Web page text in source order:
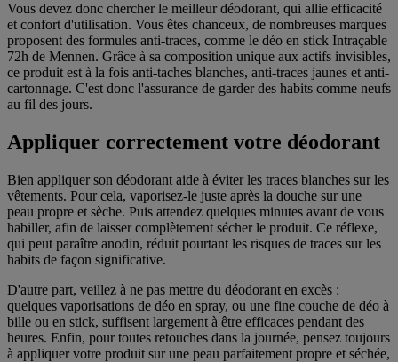
Vous devez donc chercher le meilleur déodorant, qui allie efficacité
et confort d'utilisation. Vous êtes chanceux, de nombreuses marques
proposent des formules anti-traces, comme le déo en stick Intraçable
72h de Mennen. Grâce à sa composition unique aux actifs invisibles,
ce produit est à la fois anti-taches blanches, anti-traces jaunes et anti-
cartonnage. C'est donc l'assurance de garder des habits comme neufs
au fil des jours.
Appliquer correctement votre déodorant
Bien appliquer son déodorant aide à éviter les traces blanches sur les
vêtements. Pour cela, vaporisez-le juste après la douche sur une
peau propre et sèche. Puis attendez quelques minutes avant de vous
habiller, afin de laisser complètement sécher le produit. Ce réflexe,
qui peut paraître anodin, réduit pourtant les risques de traces sur les
habits de façon significative.
D'autre part, veillez à ne pas mettre du déodorant en excès :
quelques vaporisations de déo en spray, ou une fine couche de déo à
bille ou en stick, suffisent largement à être efficaces pendant des
heures. Enfin, pour toutes retouches dans la journée, pensez toujours
à appliquer votre produit sur une peau parfaitement propre et séchée,